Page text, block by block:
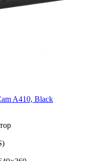
A410, Black